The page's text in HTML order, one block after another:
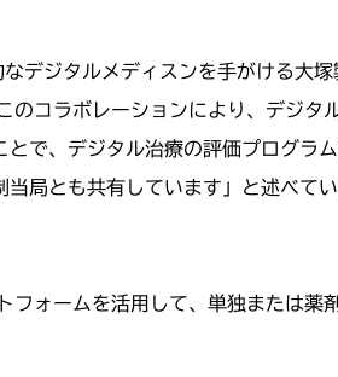
デジタルメディスンを手がける大
コラボレーションにより、デジタ
で、デジタル治療の評価プログラ
局とも共有しています」と述べてい
ォームを活用して、単独または薬